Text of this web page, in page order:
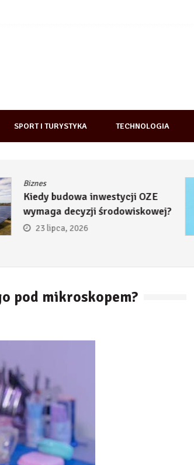
SPORT I TURYSTYKA TECHNOLOGIA
Biznes
Kiedy budowa inwestycji OZE
wymaga decyzji środowiskowej?
23 lipca, 2026
pod mikroskopem?